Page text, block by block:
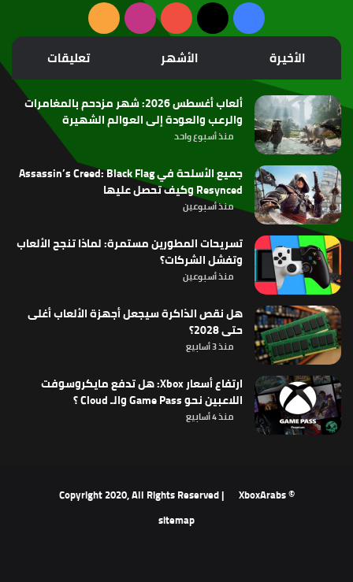
فيسبوك
‫X
‫YouTubeانستقرامملخص
الموقع
RSS
الأخيرة الأشهر تعليقات
ألعاب أغسطس 2026: شهر مزدحم بالمغامرات
والرعب والعودة إلى العوالم الشهيرة
منذ أسبوع واحد
جميع الأسلحة في Assassin’s Creed: Black Flag
Resynced وكيف تحصل عليها
منذ أسبوعين
تسريحات المطورين مستمرة: لماذا تنجح الألعاب
وتفشل الشركات؟
منذ أسبوعين
هل نقص الذاكرة سيجعل أجهزة الألعاب أغلى
حتى 2028؟
منذ 3 أسابيع
ارتفاع أسعار Xbox: هل تدفع مايكروسوفت
اللاعبين نحو Game Pass والـ Cloud ؟
منذ 4 أسابيع
© Copyright 2020, All Rights Reserved |
XboxArabs
sitemap